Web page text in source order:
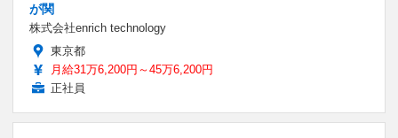
が関
株式会社enrich technology
東京都
月給31万6,200円～45万6,200円
正社員